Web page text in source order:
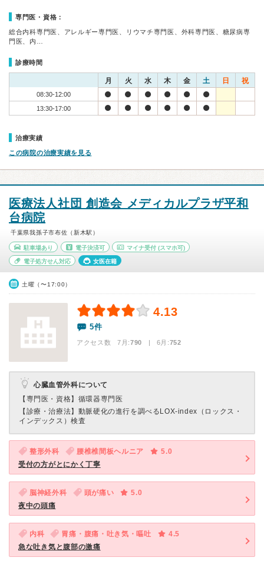
専門医・資格：
総合内科専門医、アレルギー専門医、リウマチ専門医、外科専門医、糖尿病専
門医、内…
診療時間
月 火 水 木 金 土 日 祝
08:30-12:00
13:30-17:00
治療実績
この病院の治療実績を見る
医療法人社団 創造会 メディカルプラザ平和
台病院
千葉県我孫子市布佐（新木駅）
駐車場あり 電子決済可 マイナ受付 (スマホ可)
電子処方せん対応 女医在籍
土曜（〜17:00）
4.13
5件
アクセス数 7月:790 | 6月:752
心臓血管外科について
【専門医・資格】 循環器専門医
【診療・治療法】 動脈硬化の進行を調べるLOX-index（ロックス・
インデックス）検査
整形外科 腰椎椎間板ヘルニア
5.0
受付の方がとにかく丁寧
脳神経外科 頭が痛い
5.0
夜中の頭痛
内科 胃痛・腹痛・吐き気・嘔吐
4.5
急な吐き気と腹部の激痛